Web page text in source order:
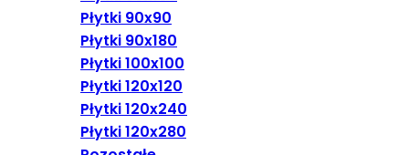
Płytki 90x90
Płytki 90x180
Płytki 100x100
Płytki 120x120
Płytki 120x240
Płytki 120x280